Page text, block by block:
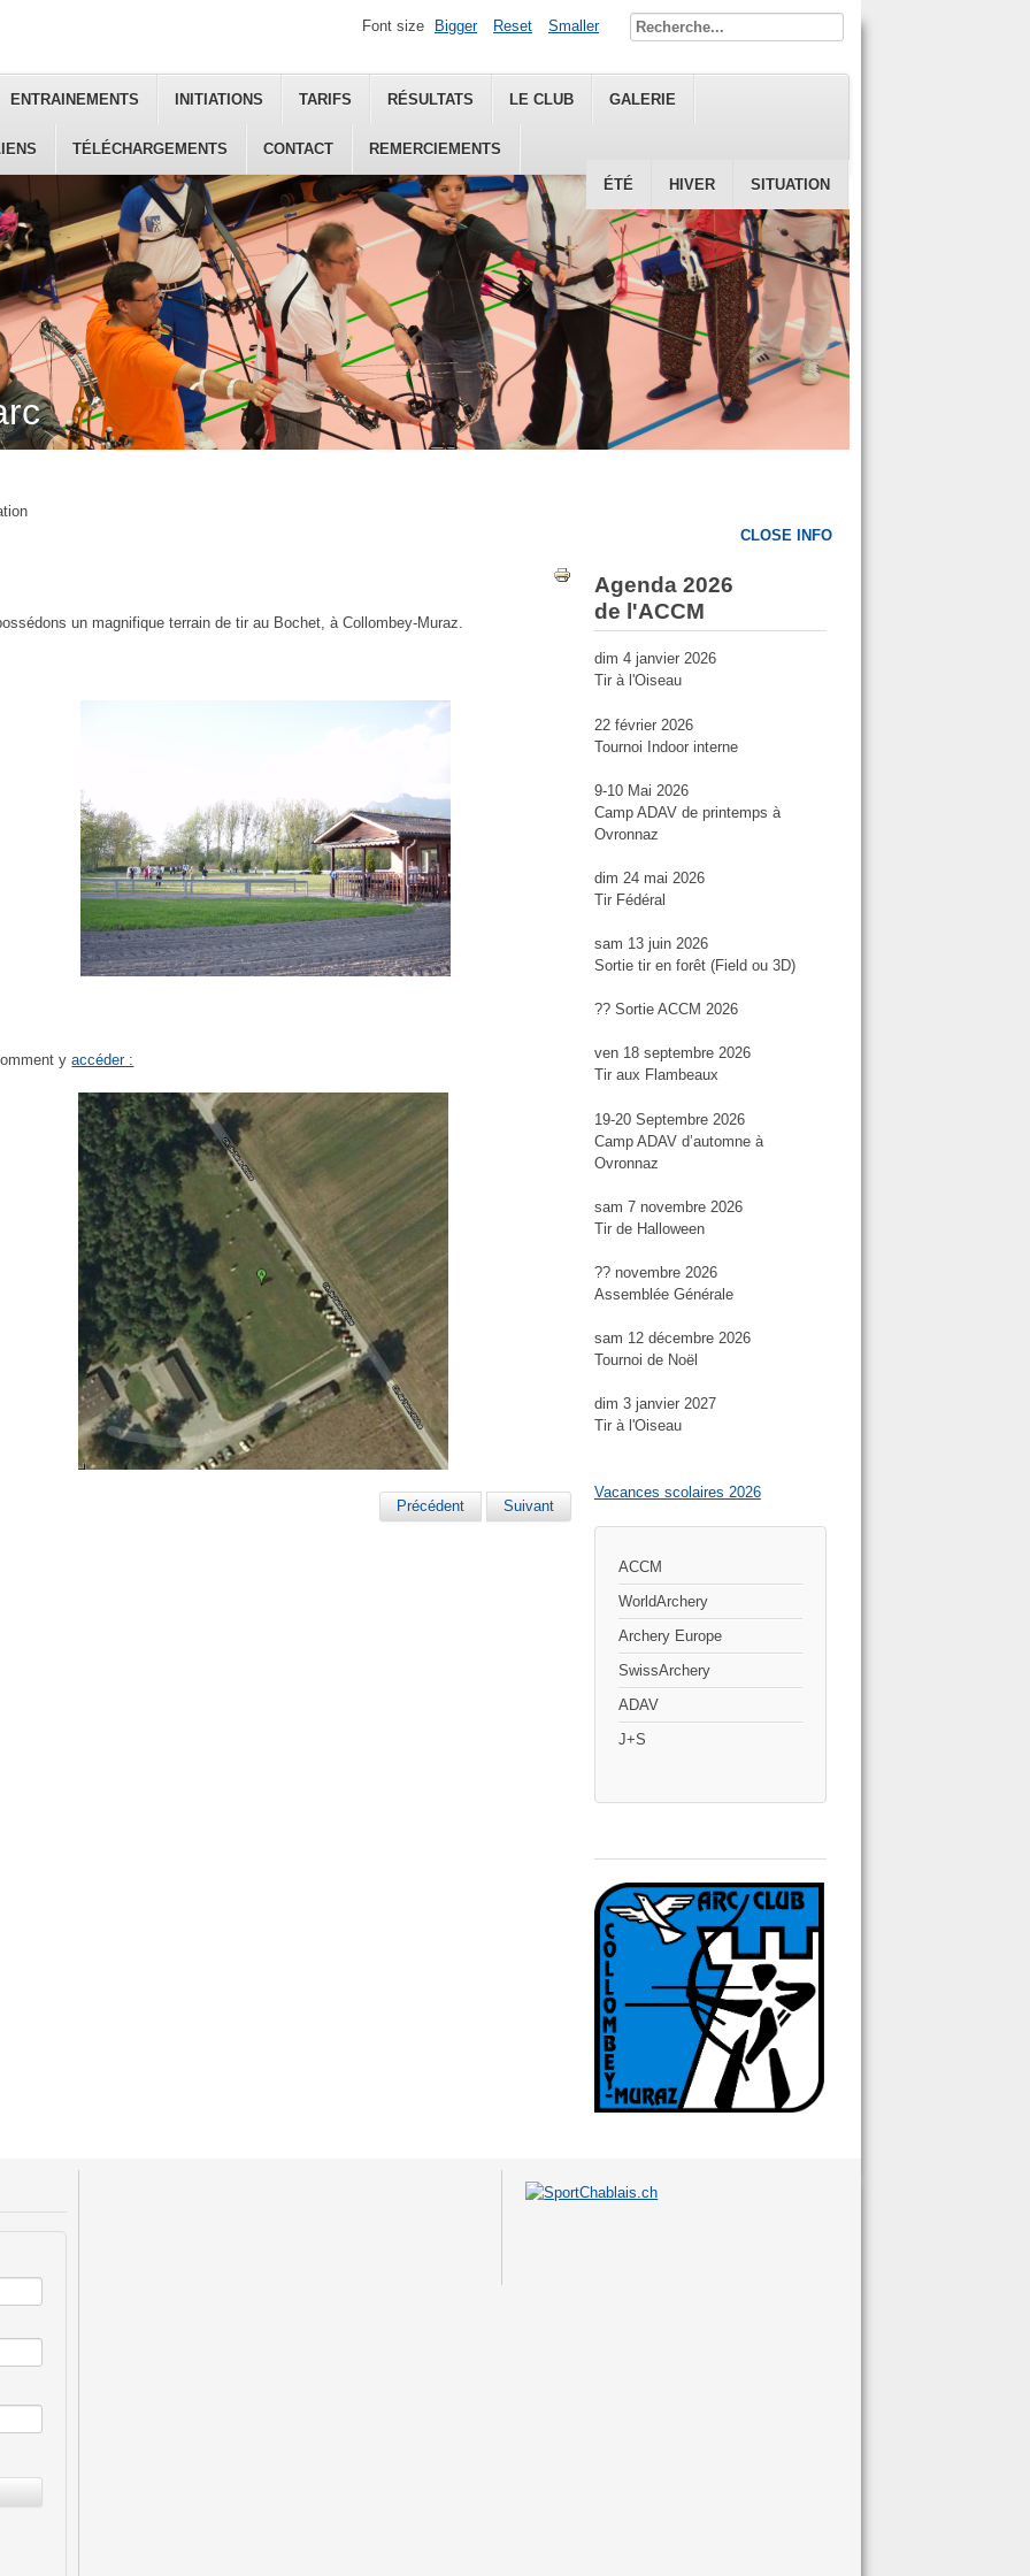
ENTRAINEMENTS
ÉTÉ HIVER SITUATION
INITIATIONS TARIFS RÉSULTATS LE CLUB GALERIE
TÉLÉCHARGEMENTS CONTACT REMERCIEMENTS
Font size Bigger Reset Smaller
un magnifique terrain de tir au Bochet, à Collombey-Muraz.
yaccéder :
Précédent Suivant
CLOSE INFO
Agenda 2026
de l'ACCM
dim 4 janvier 2026
Tir à l'Oiseau
22 février 2026
Tournoi Indoor interne
9-10 Mai 2026
Camp ADAV de printemps à
Ovronnaz
dim 24 mai 2026
Tir Fédéral
sam 13 juin 2026
Sortie tir en forêt (Field ou 3D)
?? Sortie ACCM 2026
ven 18 septembre 2026
Tir aux Flambeaux
19-20 Septembre 2026
Camp ADAV d’automne à
Ovronnaz
sam 7 novembre 2026
Tir de Halloween
?? novembre 2026
Assemblée Générale
sam 12 décembre 2026
Tournoi de Noël
dim 3 janvier 2027
Tir à l'Oiseau
Vacances scolaires 2026
ACCM
WorldArchery
Archery Europe
SwissArchery
ADAV
J+S